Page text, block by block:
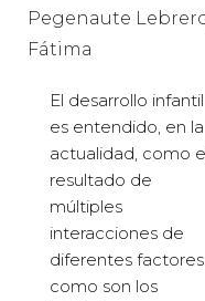
Pegenaute
Fátima
El desarrollo infantil
es entendido, en la
actualidad, como
resultado de
múltiples
interacciones de
diferentes factores
como son los